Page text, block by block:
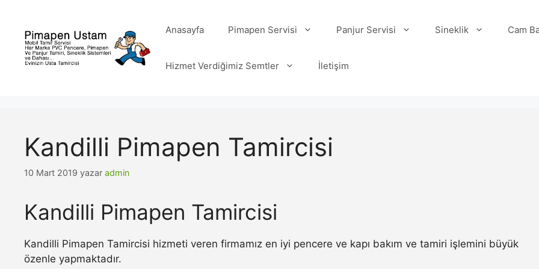
Anasayfa Pimapen Servisi Panjur Servisi Sineklik Cam
Hizmet Verdiğimiz Semtler İletişim
Kandilli Pimapen Tamircisi
10 Mart 2019 yazar admin
Kandilli Pimapen Tamircisi
Kandilli Pimapen Tamircisi hizmeti veren firmamız en iyi pencere ve kapı bakım ve tamiri işlemini büyük
özenle yapmaktadır.